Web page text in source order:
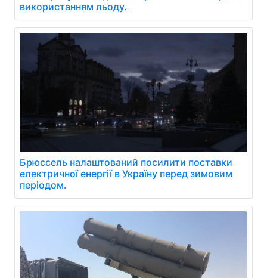
використанням льоду.
Брюссель налаштований посилити поставки
електричної енергії в Україну перед зимовим
періодом.